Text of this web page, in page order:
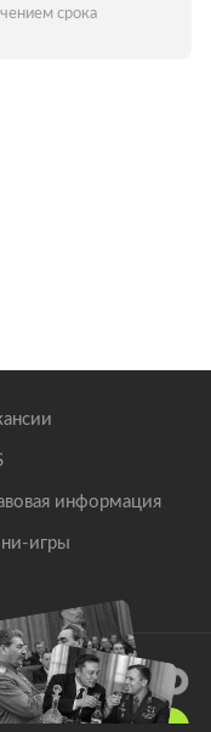
срока
информация
игры